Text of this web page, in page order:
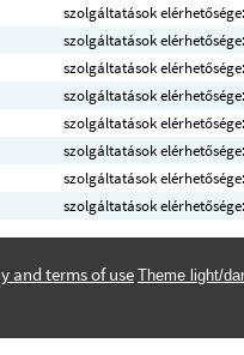
szolgáltatások
szolgáltatások
szolgáltatások
szolgáltatások
szolgáltatások
szolgáltatások
szolgáltatások
szolgáltatások
and terms of use Theme light/